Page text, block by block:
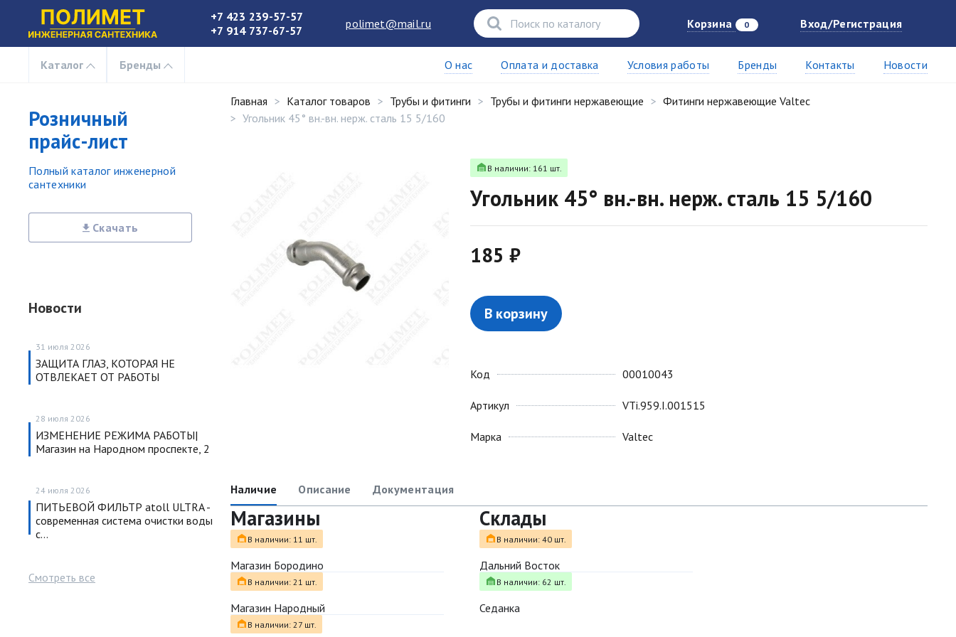
+7 423 239-57-57
+7 914 737-67-57
polimet@mail.ru Корзина 0 Вход/Регистрация
Каталог Бренды О нас Оплата и доставка Условия работы Бренды Контакты Новости
Розничный
прайс-лист
Полный каталог инженерной
сантехники
Скачать
Новости
31 июля 2026
ЗАЩИТА ГЛАЗ, КОТОРАЯ НЕ
ОТВЛЕКАЕТ ОТ РАБОТЫ
28 июля 2026
ИЗМЕНЕНИЕ РЕЖИМА РАБОТЫ|
Магазин на Народном проспекте, 2
24 июля 2026
ПИТЬЕВОЙ ФИЛЬТР atoll ULTRA -
современная система очистки воды
с…
Смотреть все
Главная Каталог товаров Трубы и фитинги Трубы и фитинги нержавеющие
Фитинги нержавеющие Valtec
Угольник 45° вн.-вн. нерж. сталь 15 5/160
В наличии: 161 шт.
Угольник 45° вн.-вн. нерж. сталь 15 5/160
185 ₽
В корзину
Код
Артикул
Марка
00010043
VTi.959.I.001515
Valtec
Наличие Описание Документация
Магазины
В наличии: 11 шт.
Магазин Бородино
В наличии: 21 шт.
Магазин Народный
В наличии: 27 шт.
Склады
В наличии: 40 шт.
Дальний Восток
В наличии: 62 шт.
Седанка